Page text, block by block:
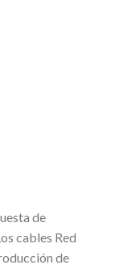
de
cables Red
de